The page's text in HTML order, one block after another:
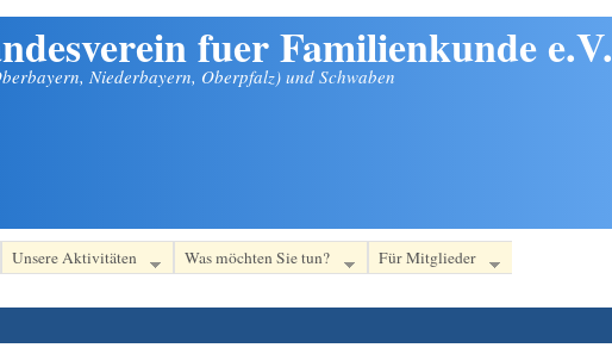
fuer Familienkunde e.V.
Niederbayern, Oberpfalz) und Schwaben
Unsere Aktivitäten Was möchten Sie tun? Für Mitglieder